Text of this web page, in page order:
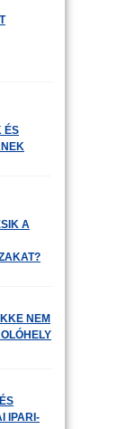
ÉS
A
NEM
IPARI-